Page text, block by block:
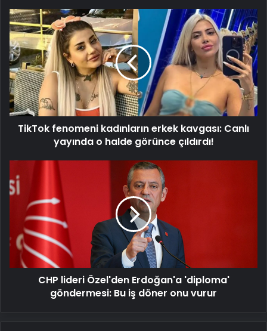
TikTok
fenomeni
kadınların
erkek
kavgası:
Canlı
yayında
o
halde
görünce
TikTok fenomeni kadınların erkek kavgası: Canlı
yayında o halde görünce çıldırdı!
lideri
Özel'den
Erdoğan'a
'diploma'
göndermesi:
Bu
döner
CHP lideri Özel'den Erdoğan'a 'diploma'
göndermesi: Bu iş döner onu vurur